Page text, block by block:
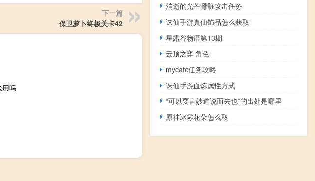
下一篇
保卫萝卜终极关卡42
用吗
消逝的光芒肾脏攻击任务
诛仙手游真仙饰品怎么获取
星露谷物语第13期
云顶之弈 角色
mycafe任务攻略
诛仙手游血炼属性方式
“可以要言妙道说而去也”的出处是哪里
原神冰雾花朵怎么取